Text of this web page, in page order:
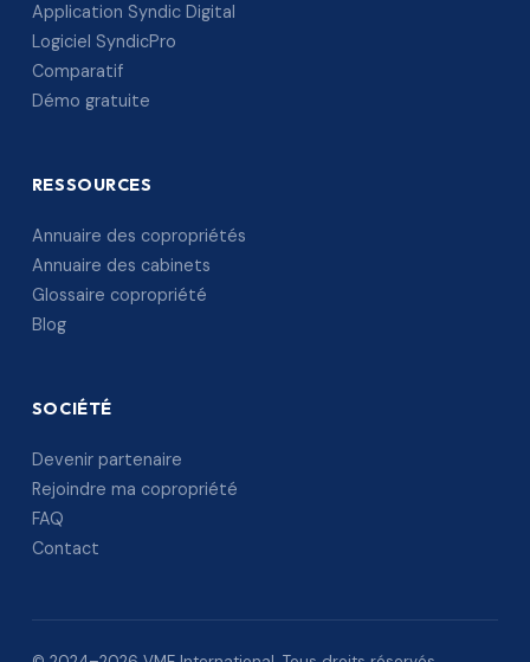
Application Syndic Digital
Logiciel SyndicPro
Comparatif
Démo gratuite
RESSOURCES
Annuaire des copropriétés
Annuaire des cabinets
Glossaire copropriété
Blog
SOCIÉTÉ
Devenir partenaire
Rejoindre ma copropriété
FAQ
Contact